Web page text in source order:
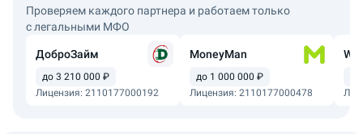
Проверяем каждого партнера и работаем только
с легальными МФО
ДоброЗайм
до 3 210 000 ₽
Лицензия: 2110177000192
MoneyMan
до 1 000 000 ₽
Лицензия: 2110177000478